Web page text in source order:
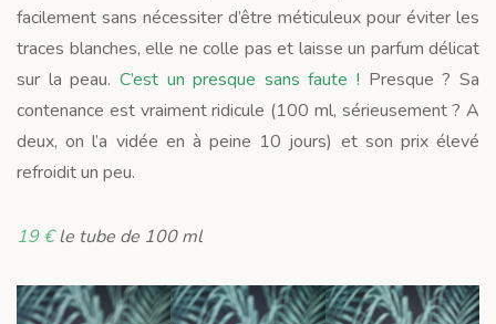
facilement sans nécessiter d’être méticuleux pour éviter les
traces blanches, elle ne colle pas et laisse un parfum délicat
sur la peau. C’est un presque sans faute ! Presque ? Sa
contenance est vraiment ridicule (100 ml, sérieusement ? A
deux, on l’a vidée en à peine 10 jours) et son prix élevé
refroidit un peu.
19 €le tube de 100 ml